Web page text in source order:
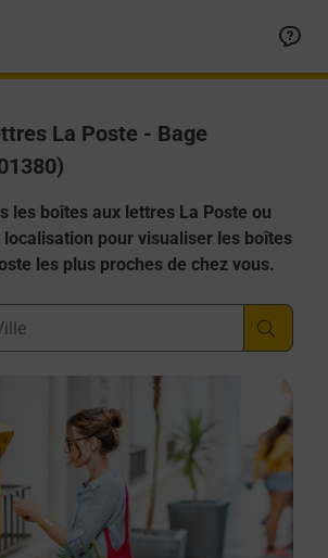
La Poste - Bage
les boîtes aux lettres La Poste ou
pour visualiser les boîtes
les plus proches de chez vous.
Code Postal